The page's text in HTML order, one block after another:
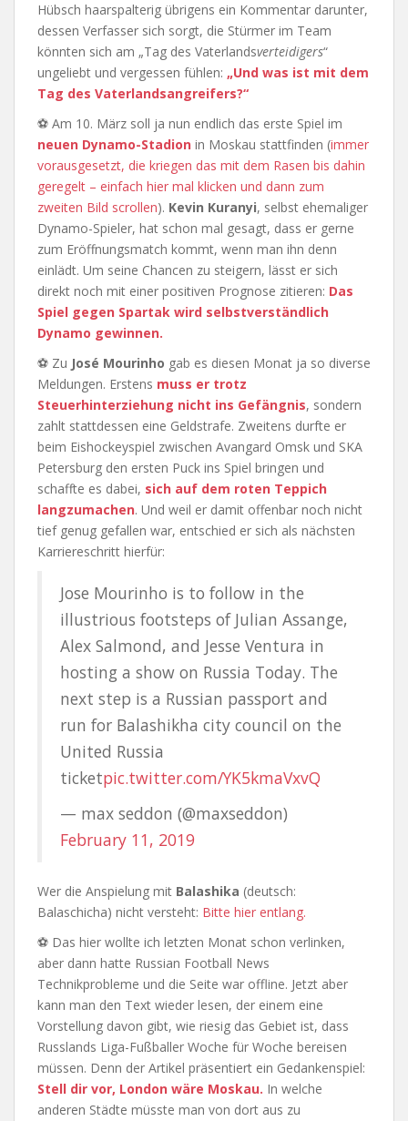
Hübsch haarspalterig übrigens ein Kommentar darunter,
dessen Verfasser sich sorgt, die Stürmer im Team
könnten sich am „Tag des Vaterlandsverteidigers“
ungeliebt und vergessen fühlen: „Und was ist mit dem
Tag des Vaterlandsangreifers?“
⚽ Am 10. März soll ja nun endlich das erste Spiel im
neuen Dynamo-Stadion in Moskau stattfinden (immer
vorausgesetzt, die kriegen das mit dem Rasen bis dahin
geregelt – einfach hier mal klicken und dann zum
zweiten Bild scrollen). Kevin Kuranyi, selbst ehemaliger
Dynamo-Spieler, hat schon mal gesagt, dass er gerne
zum Eröffnungsmatch kommt, wenn man ihn denn
einlädt. Um seine Chancen zu steigern, lässt er sich
direkt noch mit einer positiven Prognose zitieren: Das
Spiel gegen Spartak wird selbstverständlich
Dynamo gewinnen.
⚽ Zu José Mourinho gab es diesen Monat ja so diverse
Meldungen. Erstens muss er trotz
Steuerhinterziehung nicht ins Gefängnis, sondern
zahlt stattdessen eine Geldstrafe. Zweitens durfte er
beim Eishockeyspiel zwischen Avangard Omsk und SKA
Petersburg den ersten Puck ins Spiel bringen und
schaffte es dabei, sich auf dem roten Teppich
langzumachen. Und weil er damit offenbar noch nicht
tief genug gefallen war, entschied er sich als nächsten
Karriereschritt hierfür:
Jose Mourinho is to follow in the
illustrious footsteps of Julian Assange,
Alex Salmond, and Jesse Ventura in
hosting a show on Russia Today. The
next step is a Russian passport and
run for Balashikha city council on the
United Russia
ticketpic.twitter.com/YK5kmaVxvQ
— max seddon (@maxseddon)
February 11, 2019
Wer die Anspielung mit Balashika (deutsch:
Balaschicha) nicht versteht: Bitte hier entlang.
⚽ Das hier wollte ich letzten Monat schon verlinken,
aber dann hatte Russian Football News
Technikprobleme und die Seite war offline. Jetzt aber
kann man den Text wieder lesen, der einem eine
Vorstellung davon gibt, wie riesig das Gebiet ist, dass
Russlands Liga-Fußballer Woche für Woche bereisen
müssen. Denn der Artikel präsentiert ein Gedankenspiel:
Stell dir vor, London wäre Moskau. In welche
anderen Städte müsste man von dort aus zu